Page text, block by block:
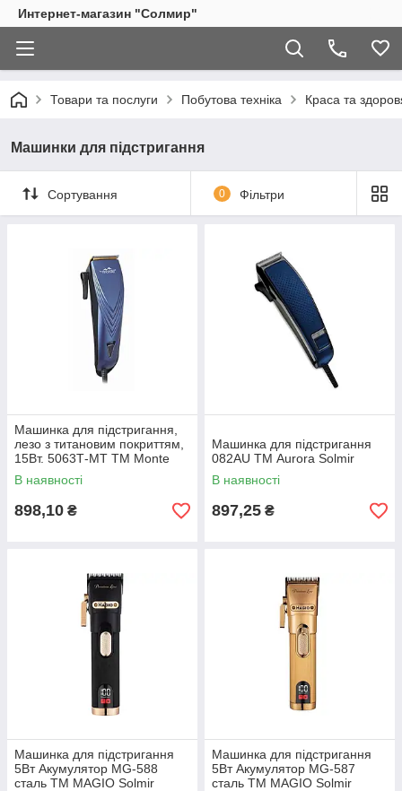
Интернет-магазин "Солмир"
Товари та послуги Побутова техніка Краса та
Машинки для підстригання
Сортування 0 Фільтри
Машинка для підстригання,
лезо з титановим покриттям,
15Вт. 5063Т-MT ТМ Monte
Solmir
В наявності
898,10 ₴
Машинка для пiдстригання
082AU ТМ Aurora Solmir
В наявності
897,25 ₴
Машинка для пiдстригання
5Вт Акумулятор МG-588
сталь ТМ MAGIO Solmir
Машинка для пiдстригання
5Вт Акумулятор МG-587
сталь ТМ MAGIO Solmir